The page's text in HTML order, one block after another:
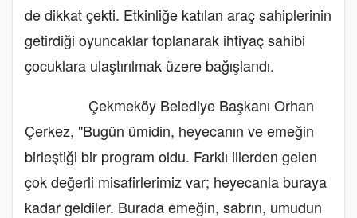
de dikkat çekti. Etkinliğe katılan araç sahiplerinin
getirdiği oyuncaklar toplanarak ihtiyaç sahibi
çocuklara ulaştırılmak üzere bağışlandı.
Çekmeköy Belediye Başkanı Orhan
Çerkez, "Bugün ümidin, heyecanın ve emeğin
birleştiği bir program oldu. Farklı illerden gelen
çok değerli misafirlerimiz var; heyecanla buraya
kadar geldiler. Burada emeğin, sabrın, umudun